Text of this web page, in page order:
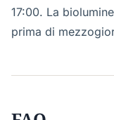
17:00. La
prima di